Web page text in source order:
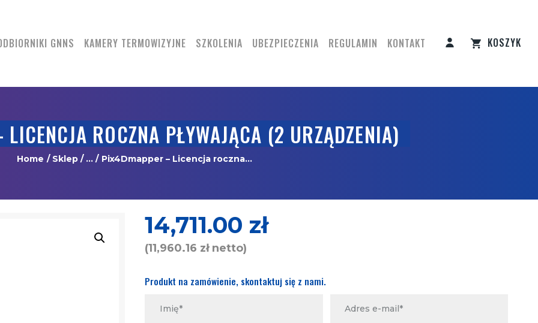
GNNS KAMERY TERMOWIZYJNE SZKOLENIA UBEZPIECZENIA REGULAMIN KONTAKT KOSZYK
ROCZNA PŁYWAJĄCA (2 URZĄDZENIA)
Home Sklep ... Pix4Dmapper – Licencja roczna...
ODBIORNIKI GNNS
TERMOWIZYJNE
SZKOLENIA
UBEZPIECZENIA
KONTAKT
14,711.00 zł
(11,960.16 złnetto)
Produkt na zamówienie, skontaktuj się z nami.